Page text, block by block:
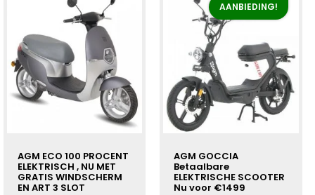
AGM ECO 100 PROCENT
ELEKTRISCH , NU MET
GRATIS WINDSCHERM
EN ART 3 SLOT
AANBIEDING!
AGM GOCCIA
Betaalbare
ELEKTRISCHE SCOOTER
Nu voor €1499